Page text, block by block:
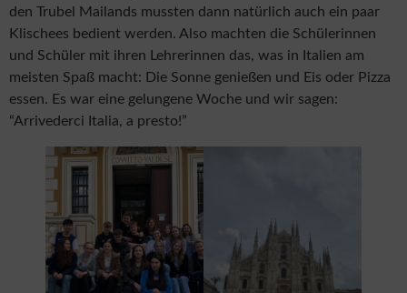
den Trubel Mailands mussten dann natürlich auch ein paar
Klischees bedient werden. Also machten die Schülerinnen
und Schüler mit ihren Lehrerinnen das, was in Italien am
meisten Spaß macht: Die Sonne genießen und Eis oder Pizza
essen. Es war eine gelungene Woche und wir sagen:
“Arrivederci Italia, a presto!”